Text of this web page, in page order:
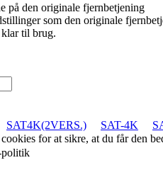
på den originale fjernbetjening
som den originale
klar til brug.
SAT4K(2VERS.) SAT-4K
for at sikre, at du får den
politik